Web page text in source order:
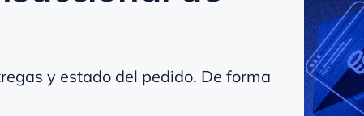
y estado del pedido. De forma